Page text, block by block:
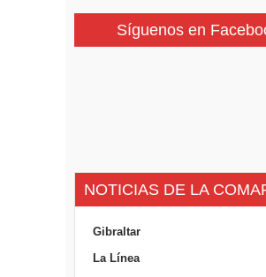
Síguenos en
NOTICIAS DE LA
Gibraltar
La Línea